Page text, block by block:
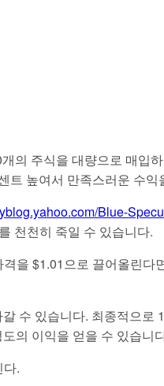
의 주식을 대량으로 매입
트 높여서 만족스러운 수
Blue-
천천히 죽일 수 있습니다.
을 $1.01으로 끌어올린다
수 있습니다. 최종적으로
의 이익을 얻을 수 있습니
.